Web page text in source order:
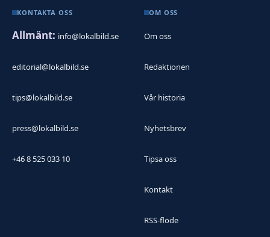
KONTAKTA OSS
Allmänt: info@lokalbild.se
editorial@lokalbild.se
tips@lokalbild.se
press@lokalbild.se
+46 8 525 033 10
OM OSS
Om oss
Redaktionen
Vår historia
Nyhetsbrev
Tipsa oss
Kontakt
RSS-flöde